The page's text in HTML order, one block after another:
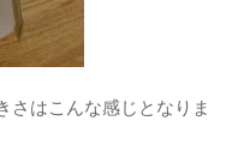
さはこんな感じとなりま